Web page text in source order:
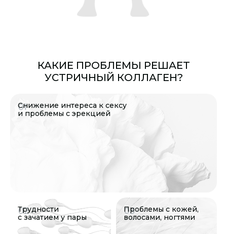
КАКИЕ ПРОБЛЕМЫ РЕШАЕТ
УСТРИЧНЫЙ КОЛЛАГЕН?
01
Снижение интереса к сексу
и проблемы с эрекцией
02
Трудности
с зачатием у пары
03
Проблемы с кожей,
волосами, ногтями